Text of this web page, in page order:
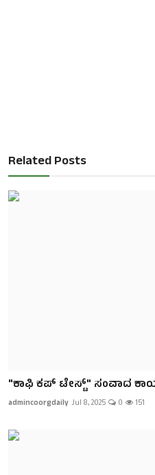
Related Posts
"ಕಾಫಿ ಕಪ್ ಟೇಸ್ಟ್" ಸಂವಾದ
admincoorgdaily Jul 8, 2025 0 151